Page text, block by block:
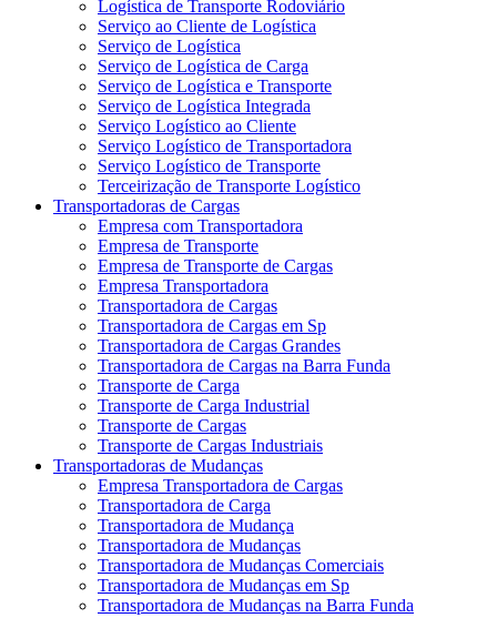
Logística de Transporte Rodoviário
Serviço ao Cliente de Logística
Serviço de Logística
Serviço de Logística de Carga
Serviço de Logística e Transporte
Serviço de Logística Integrada
Serviço Logístico ao Cliente
Serviço Logístico de Transportadora
Serviço Logístico de Transporte
Terceirização de Transporte Logístico
Transportadoras de Cargas
Empresa com Transportadora
Empresa de Transporte
Empresa de Transporte de Cargas
Empresa Transportadora
Transportadora de Cargas
Transportadora de Cargas em Sp
Transportadora de Cargas Grandes
Transportadora de Cargas na Barra Funda
Transporte de Carga
Transporte de Carga Industrial
Transporte de Cargas
Transporte de Cargas Industriais
Transportadoras de Mudanças
Empresa Transportadora de Cargas
Transportadora de Carga
Transportadora de Mudança
Transportadora de Mudanças
Transportadora de Mudanças Comerciais
Transportadora de Mudanças em Sp
Transportadora de Mudanças na Barra Funda